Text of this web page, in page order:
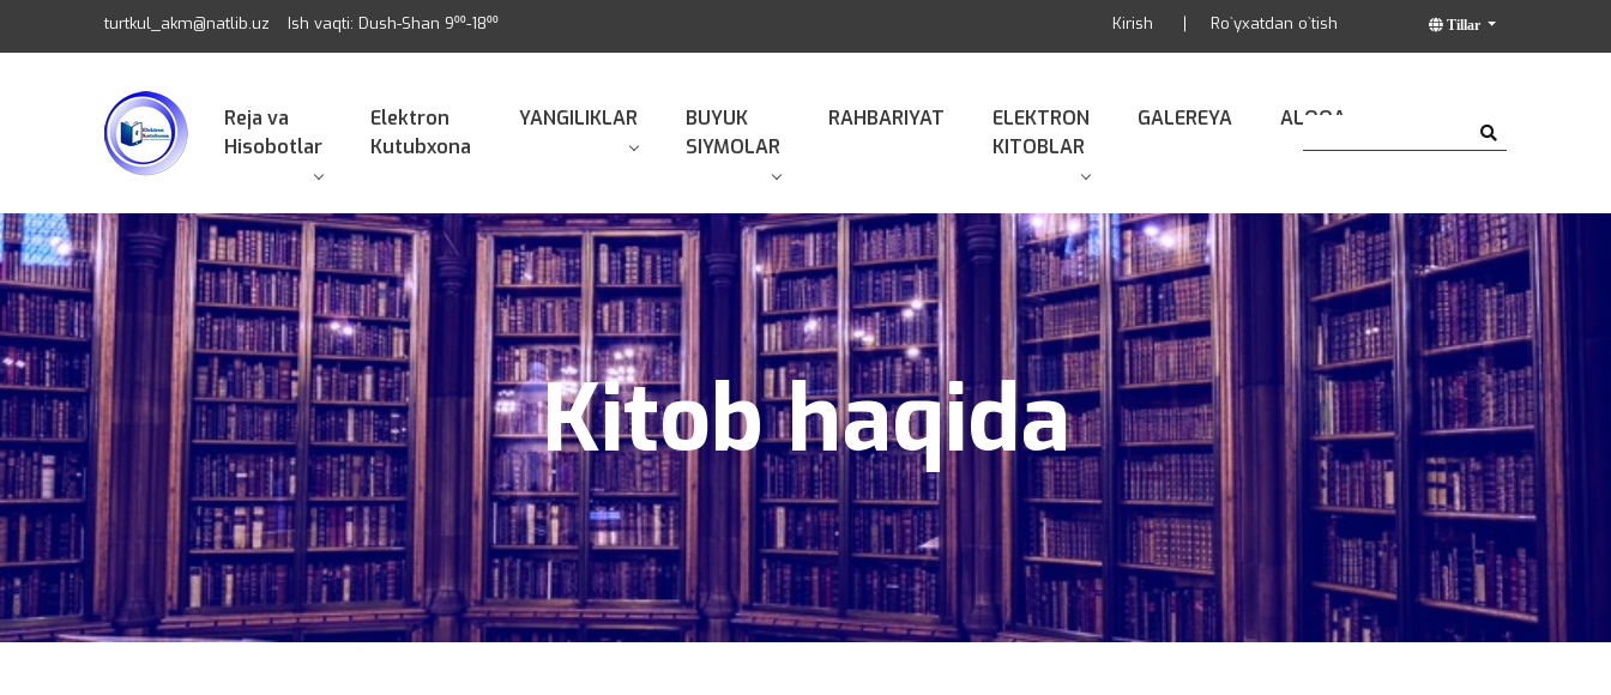
turtkul_akm@natlib.uz Ish vaqti: Dush-Shan 9⁰⁰-18⁰⁰ Tillar
Kirish Ro`yxatdan o`tish
Reja va
Hisobotlar
Elektron
Kutubxona
YANGILIKLAR
BUYUK
SIYMOLAR
RAHBARIYAT
ELEKTRON
KITOBLAR
GALEREYA ALOQA
Kitob haqida